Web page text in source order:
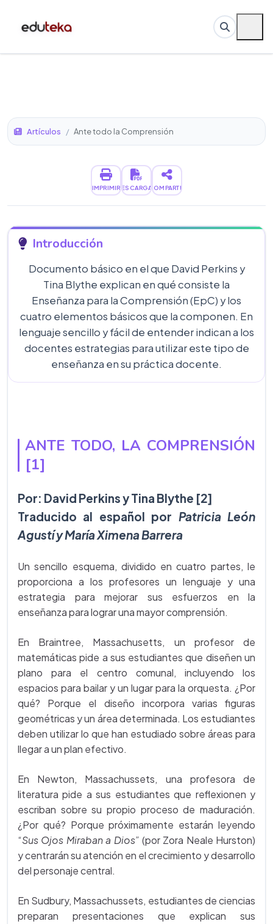
Artículos / Ante todo la Comprensión
IMPRIMIRDESCARGARCOMPARTIR
Introducción
Documento básico en el que David Perkins y
Tina Blythe explican en qué consiste la
Enseñanza para la Comprensión (EpC) y los
cuatro elementos básicos que la componen. En
lenguaje sencillo y fácil de entender indican a los
docentes estrategias para utilizar este tipo de
enseñanza en su práctica docente.
ANTE TODO, LA COMPRENSIÓN
[1]
Por: David Perkins y Tina Blythe [2]
Traducido al español por Patricia León
Agustí y María Ximena Barrera
Un sencillo esquema, dividido en cuatro partes, le
proporciona a los profesores un lenguaje y una
estrategia para mejorar sus esfuerzos en la
enseñanza para lograr una mayor comprensión.
En Braintree, Massachusetts, un profesor de
matemáticas pide a sus estudiantes que diseñen un
plano para el centro comunal, incluyendo los
espacios para bailar y un lugar para la orquesta. ¿Por
qué? Porque el diseño incorpora varias figuras
geométricas y un área determinada. Los estudiantes
deben utilizar lo que han estudiado sobre áreas para
llegar a un plan efectivo.
En Newton, Massachussets, una profesora de
literatura pide a sus estudiantes que reflexionen y
escriban sobre su propio proceso de maduración.
¿Por qué? Porque próximamente estarán leyendo
“Sus Ojos Miraban a Dios” (por Zora Neale Hurston)
y centrarán su atención en el crecimiento y desarrollo
del personaje central.
En Sudbury, Massachussets, estudiantes de ciencias
preparan presentaciones que explican sus